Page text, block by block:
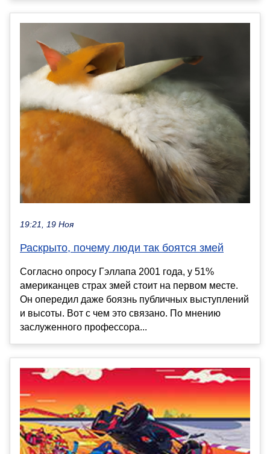
19:21, 19 Ноя
Раскрыто, почему люди так боятся змей
Согласно опросу Гэллапа 2001 года, у 51%
американцев страх змей стоит на первом месте.
Он опередил даже боязнь публичных выступлений
и высоты. Вот с чем это связано. По мнению
заслуженного профессора...